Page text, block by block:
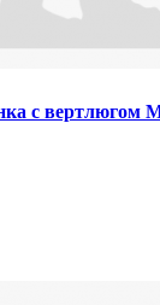
с вертлюгом